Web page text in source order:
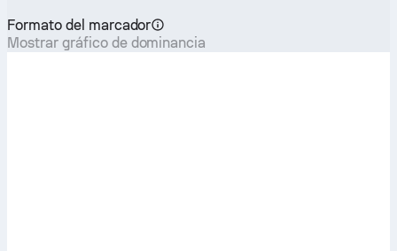
Formato del marcador
Mostrar gráfico de dominancia